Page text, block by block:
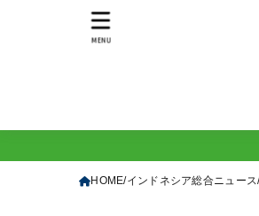
MENU
HOME インドネシア総合ニュース